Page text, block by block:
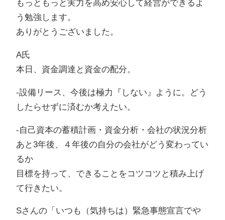
もっともっと実力を高め安心して経営ができるよ
う勉強します。
ありがとうございました。
A氏
本日、資金調達と資金の配分。
-設備リース、今後は極力『しない』ように。どう
したらせずに済むか考えたい。
-自己資本の蓄積計画・資金分析・会社の状況分析
あと3年後、４年後の自分の会社がどう変わってい
るか
目標を持って、できることをコツコツと積み上げ
て行きたい。
Sさんの「いつも（気持ちは）緊急事態宣言でや